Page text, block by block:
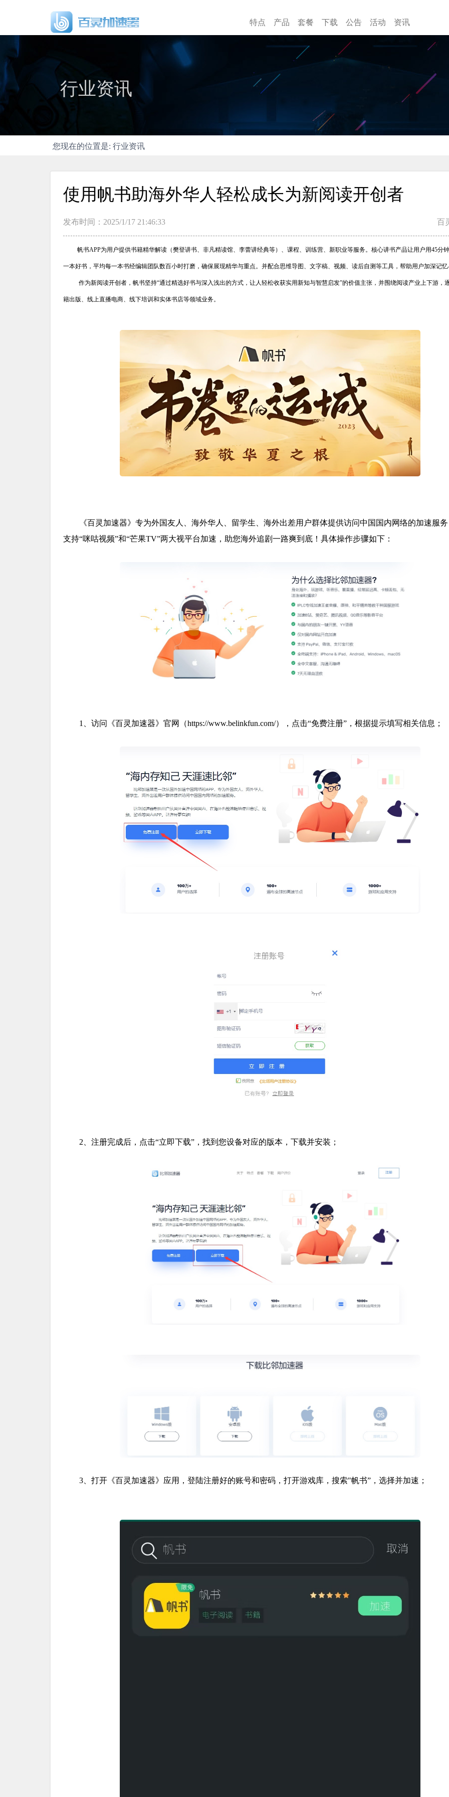
特点 产品 套餐 下载 公告 活动 资讯
行业资讯
您现在的位置是: 行业资讯
使用帆书助海外华人轻松成长为新阅读开创者
发布时间：2025/1/17 21:46:33 百
帆书APP为用户提供书籍精华解读（樊登讲书、非凡精读馆、李蕾讲经典等）、课程、训练营、新职业等服务。核心讲书产品让用户用45分
一本好书，平均每一本书经编辑团队数百小时打磨，确保展现精华与重点。并配合思维导图、文字稿、视频、读后自测等工具，帮助用户加深记
作为新阅读开创者，帆书坚持“通过精选好书与深入浅出的方式，让人轻松收获实用新知与智慧启发”的价值主张，并围绕阅读产业上下游，
籍出版、线上直播电商、线下培训和实体书店等领域业务。
《百灵加速器》专为外国友人、海外华人、留学生、海外出差用户群体提供访问中国国内网络的加速服
支持“咪咕视频”和“芒果TV”两大视平台加速，助您海外追剧一路爽到底！具体操作步骤如下：
1、访问《百灵加速器》官网（https://www.belinkfun.com/），点击“免费注册”，根据提示填写相关信息；
2、注册完成后，点击“立即下载”，找到您设备对应的版本，下载并安装；
3、打开《百灵加速器》应用，登陆注册好的账号和密码，打开游戏库，搜索"帆书”，选择并加速；